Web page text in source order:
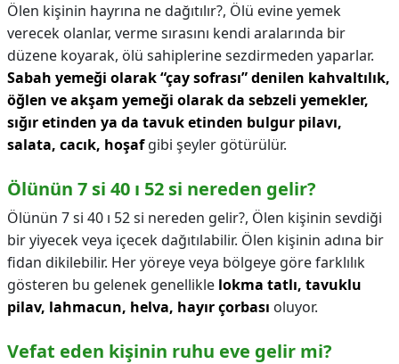
Ölen kişinin hayrına ne dağıtılır?, Ölü evine yemek
verecek olanlar, verme sırasını kendi aralarında bir
düzene koyarak, ölü sahiplerine sezdirmeden yaparlar.
Sabah yemeği olarak “çay sofrası” denilen kahvaltılık,
öğlen ve akşam yemeği olarak da sebzeli yemekler,
sığır etinden ya da tavuk etinden bulgur pilavı,
salata, cacık, hoşafgibi şeyler götürülür.
Ölünün 7 si 40 ı 52 si nereden gelir?
Ölünün 7 si 40 ı 52 si nereden gelir?, Ölen kişinin sevdiği
bir yiyecek veya içecek dağıtılabilir. Ölen kişinin adına bir
fidan dikilebilir. Her yöreye veya bölgeye göre farklılık
gösteren bu gelenek genellikle lokma tatlı, tavuklu
pilav, lahmacun, helva, hayır çorbası oluyor.
Vefat eden kişinin ruhu eve gelir mi?